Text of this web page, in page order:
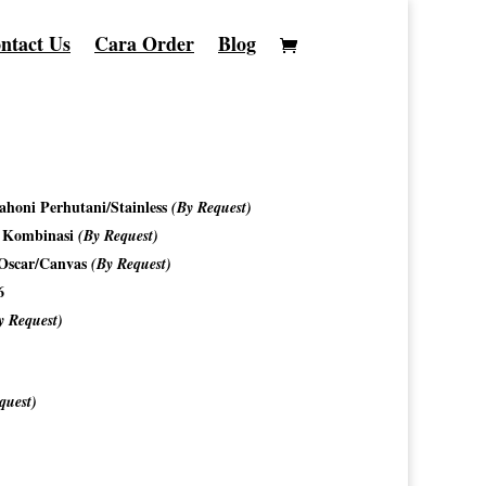
Us Cara Order Blog
Perhutani/Stainless (By Request)
(By Request)
Canvas (By Request)
Request)